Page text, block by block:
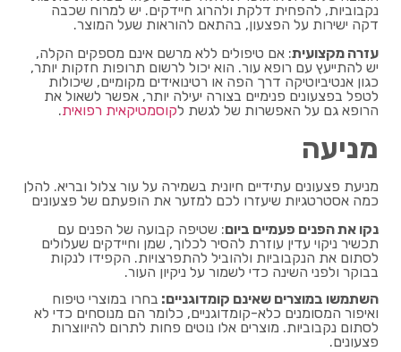
נקבוביות, להפחית דלקת ולהרוג חיידקים. יש למרוח שכבה
דקה ישירות על הפצעון, בהתאם להוראות שעל המוצר.
עזרה מקצועית: אם טיפולים ללא מרשם אינם מספקים הקלה,
יש להתייעץ עם רופא עור. הוא יכול לרשום תרופות חזקות יותר,
כגון אנטיביוטיקה דרך הפה או רטינואידים מקומיים, שיכולות
לטפל בפצעונים פנימיים בצורה יעילה יותר, אפשר לשאול את
הרופא גם על האפשרות של לגשת לקוסמטיקאית רפואית.
מניעה
מניעת פצעונים עתידיים חיונית בשמירה על עור צלול ובריא. להלן
כמה אסטרטגיות שיעזרו לכם למזער את הופעתם של פצעונים
נקו את הפנים פעמיים ביום: שטיפה קבועה של הפנים עם
תכשיר ניקוי עדין עוזרת להסיר לכלוך, שמן וחיידקים שעלולים
לסתום את הנקבוביות ולהוביל להתפרצויות. הקפידו לנקות
בבוקר ולפני השינה כדי לשמור על ניקיון העור.
השתמשו במוצרים שאינם קומדוגניים: בחרו במוצרי טיפוח
ואיפור המסומנים כלא-קומדוגניים, כלומר הם מנוסחים כדי לא
לסתום נקבוביות. מוצרים אלו נוטים פחות לתרום להיווצרות
פצעונים.